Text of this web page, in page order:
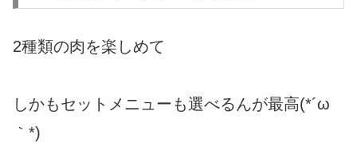
2種類の肉を楽しめて
しかもセットメニューも選べるんが最高(*´ω
｀*)